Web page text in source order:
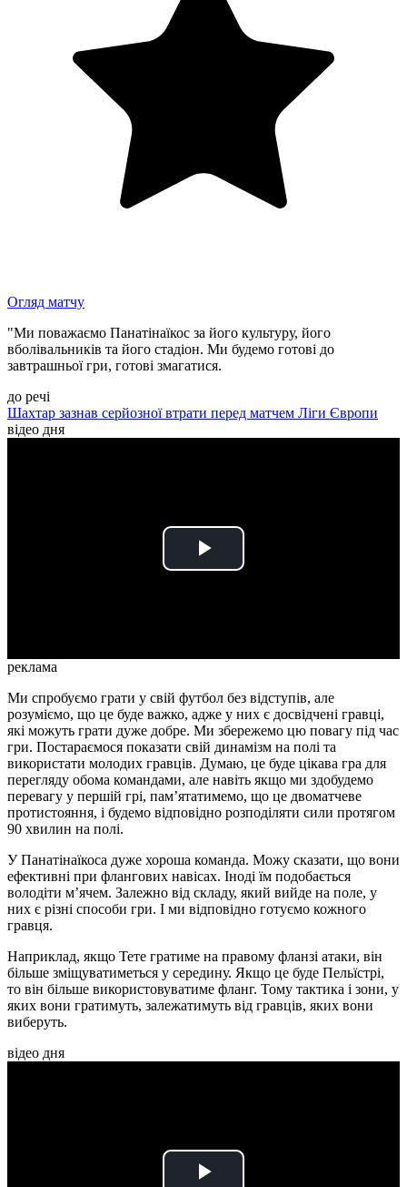
Огляд матчу
"Ми поважаємо Панатінаїкос за його культуру, його
вболівальників та його стадіон. Ми будемо готові до
завтрашньої гри, готові змагатися.
до речі
Шахтар зазнав серйозної втрати перед матчем Ліги Європи
відео дня
Play
реклама
Ми спробуємо грати у свій футбол без відступів, але
розуміємо, що це буде важко, адже у них є досвідчені гравці,
які можуть грати дуже добре. Ми збережемо цю повагу під час
гри. Постараємося показати свій динамізм на полі та
використати молодих гравців. Думаю, це буде цікава гра для
перегляду обома командами, але навіть якщо ми здобудемо
перевагу у першій грі, пам’ятатимемо, що це двоматчеве
протистояння, і будемо відповідно розподіляти сили протягом
90 хвилин на полі.
У Панатінаїкоса дуже хороша команда. Можу сказати, що вони
ефективні при флангових навісах. Іноді їм подобається
володіти м’ячем. Залежно від складу, який вийде на поле, у
них є різні способи гри. І ми відповідно готуємо кожного
гравця.
Наприклад, якщо Тете гратиме на правому фланзі атаки, він
більше зміщуватиметься у середину. Якщо це буде Пельїстрі,
то він більше використовуватиме фланг. Тому тактика і зони, у
яких вони гратимуть, залежатимуть від гравців, яких вони
виберуть.
відео дня